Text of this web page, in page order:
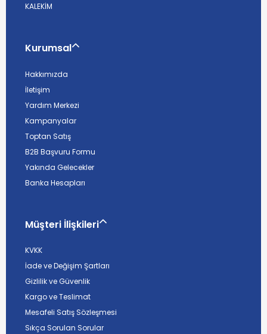
KALEKİM
Kurumsal
Hakkımızda
İletişim
Yardım Merkezi
Kampanyalar
Toptan Satış
B2B Başvuru Formu
Yakında Gelecekler
Banka Hesapları
Müşteri İlişkileri
KVKK
İade ve Değişim Şartları
Gizlilik ve Güvenlik
Kargo ve Teslimat
Mesafeli Satış Sözleşmesi
Sıkça Sorulan Sorular